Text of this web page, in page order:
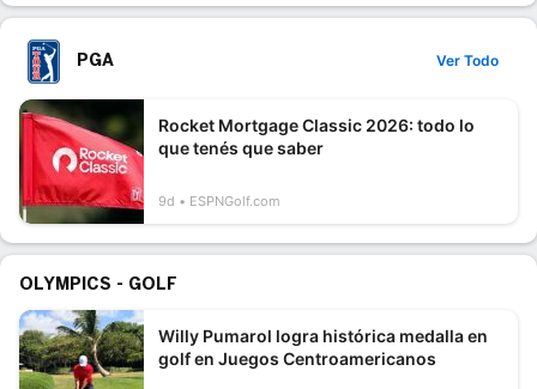
PGA Ver Todo
Rocket Mortgage Classic 2026: todo lo
que tenés que saber
9d ESPNGolf.com
OLYMPICS - GOLF
Willy Pumarol logra histórica medalla en
golf en Juegos Centroamericanos